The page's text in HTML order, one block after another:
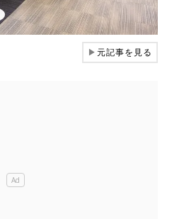
▶元記事を見る